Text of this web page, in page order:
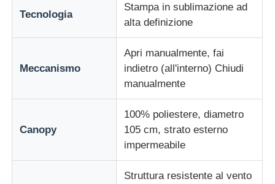
Tecnologia
Stampa in sublimazione ad
alta definizione
Meccanismo
Apri manualmente, fai
indietro (all'interno) Chiudi
manualmente
Canopy
100% poliestere, diametro
105 cm, strato esterno
impermeabile
Struttura resistente al vento